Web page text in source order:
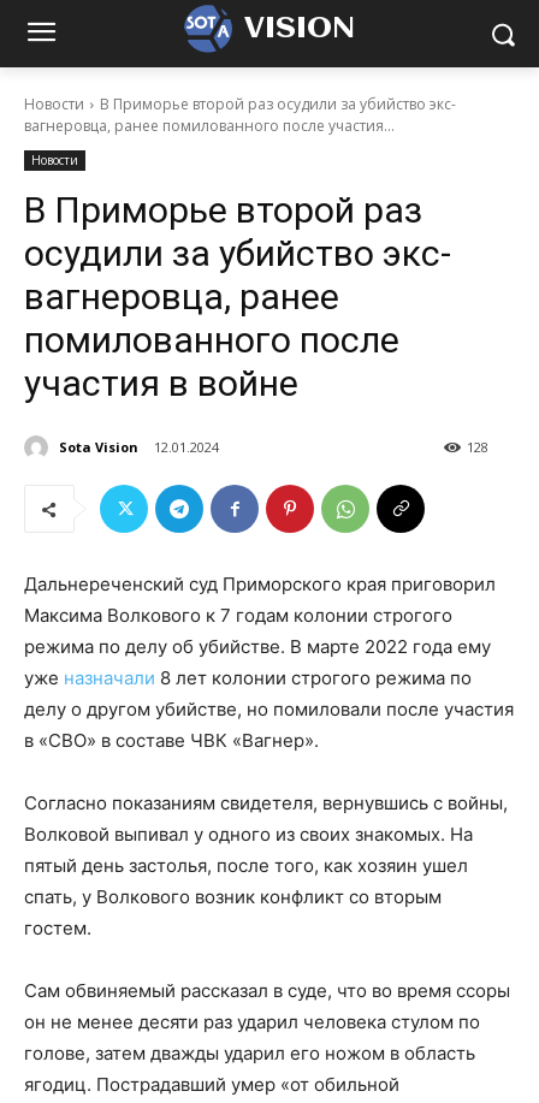
VISION
Новости
В Приморье второй раз осудили за убийство экс-
вагнеровца, ранее помилованного после участия...
Новости
В Приморье второй раз
осудили за убийство экс-
вагнеровца, ранее
помилованного после
участия в войне
Sota Vision 12.01.2024 128
Дальнереченский суд Приморского края приговорил
Максима Волкового к 7 годам колонии строгого
режима по делу об убийстве. В марте 2022 года ему
уже назначали 8 лет колонии строгого режима по
делу о другом убийстве, но помиловали после участия
в «СВО» в составе ЧВК «Вагнер».
Согласно показаниям свидетеля, вернувшись с войны,
Волковой выпивал у одного из своих знакомых. На
пятый день застолья, после того, как хозяин ушел
спать, у Волкового возник конфликт со вторым
гостем.
Сам обвиняемый рассказал в суде, что во время ссоры
он не менее десяти раз ударил человека стулом по
голове, затем дважды ударил его ножом в область
ягодиц. Пострадавший умер «от обильной